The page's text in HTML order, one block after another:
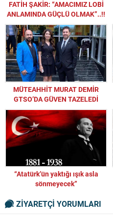
FATİH ŞAKİR: “AMACIMIZ LOBİ
ANLAMINDA GÜÇLÜ OLMAK”..!!
MÜTEAHHİT MURAT DEMİR
GTSO’DA GÜVEN TAZELEDİ
“Atatürk’ün yaktığı ışık asla
sönmeyecek”
ZİYARETÇİ YORUMLARI